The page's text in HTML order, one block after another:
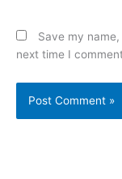
Save my
next time I